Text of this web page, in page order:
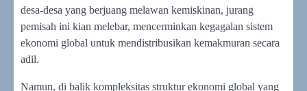
desa-desa yang berjuang melawan kemiskinan, jurang
pemisah ini kian melebar, mencerminkan kegagalan sistem
ekonomi global untuk mendistribusikan kemakmuran secara
adil.
Namun, di balik kompleksitas struktur ekonomi global yang